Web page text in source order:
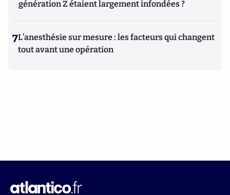
génération Z étaient largement infondées ?
7L’anesthésie sur mesure : les facteurs qui changent
tout avant une opération